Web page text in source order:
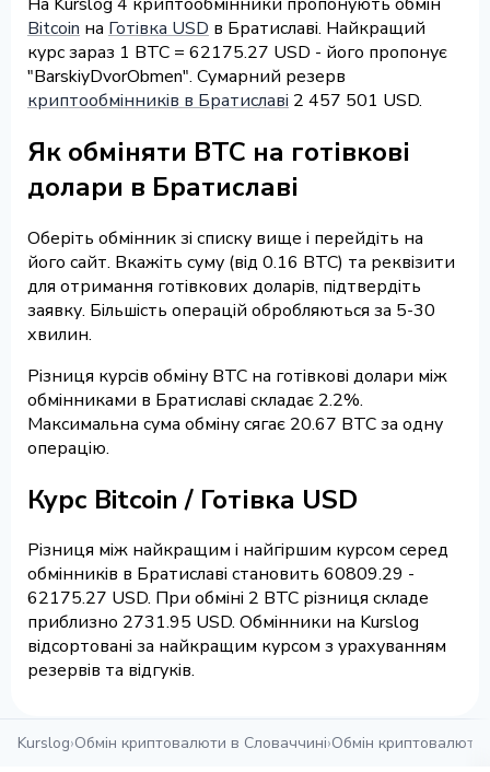
Bitcoin на Готівка USD в Братиславі. Найкращий
курс зараз 1 BTC = 62175.27 USD - його пропонує
"BarskiyDvorObmen". Сумарний резерв
криптообмінників в Братиславі 2 457 501 USD.
Як обміняти BTC на готівкові
долари в Братиславі
Оберіть обмінник зі списку вище і перейдіть на
його сайт. Вкажіть суму (від 0.16 BTC) та реквізити
для отримання готівкових доларів, підтвердіть
заявку. Більшість операцій обробляються за 5-30
хвилин.
Різниця курсів обміну BTC на готівкові долари між
обмінниками в Братиславі складає 2.2%.
Максимальна сума обміну сягає 20.67 BTC за одну
операцію.
Курс Bitcoin / Готівка USD
Різниця між найкращим і найгіршим курсом серед
обмінників в Братиславі становить 60809.29 -
62175.27 USD. При обміні 2 BTC різниця складе
приблизно 2731.95 USD. Обмінники на Kurslog
відсортовані за найкращим курсом з урахуванням
резервів та відгуків.
Kurslog›Обмін криптовалюти в Словаччині›Обмін криптовалюти